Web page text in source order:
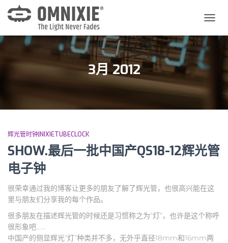
换
3月 2012
辉光管时钟|NIXIETUBECLOCK
SHOW.最后一批中国产QS18-12辉光管
电子钟
很荣幸通过我的博客让更多的朋友了解了辉光管，也很高兴能在这
里与朋友们分享我的每个作品。
很多朋友在描述辉光管的时候还是习惯称之为“灯”，也许是这个称呼
很形象吧……
中国产的侧显辉光”灯”种类并不多，无外乎直径18mm和16mm两